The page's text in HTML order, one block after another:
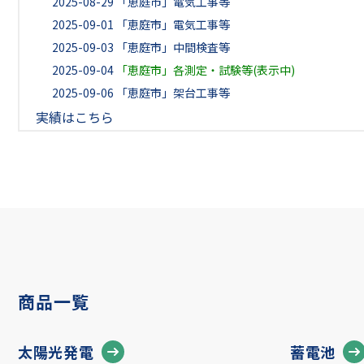
2025-09-01
「恵庭市」電気工事等
2025-09-03
「恵庭市」中間検査等
2025-09-04 「恵庭市」各測定・試験等(表示中)
2025-09-06
「恵庭市」架台工事等
実績はこちら
商品一覧
太陽光発電 蓄電池